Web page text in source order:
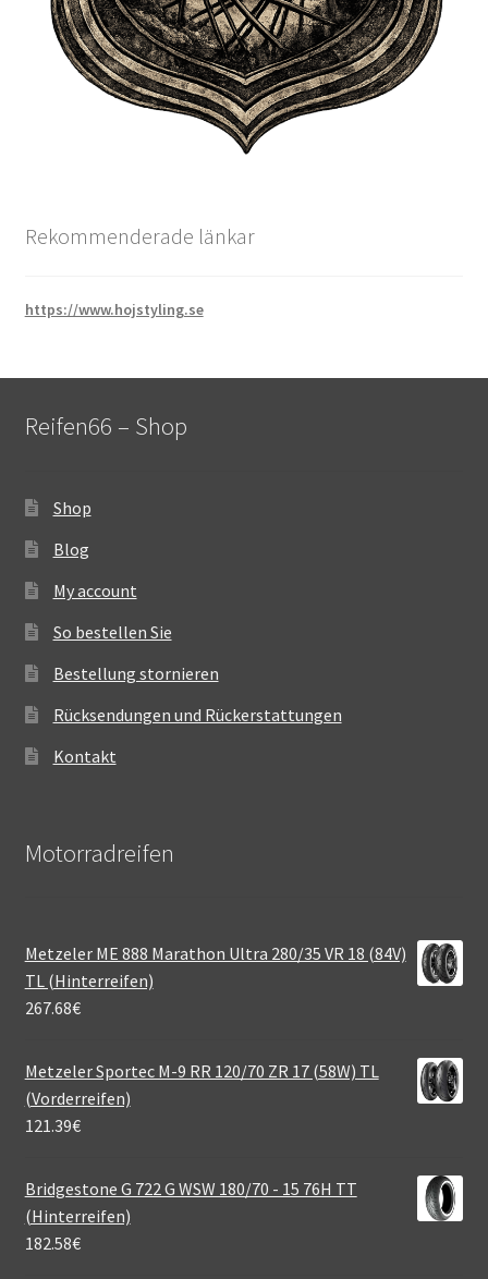
Rekommenderade länkar
https://www.hojstyling.se
Reifen66 – Shop
Shop
Blog
My account
So bestellen Sie
Bestellung stornieren
Rücksendungen und Rückerstattungen
Kontakt
Motorradreifen
Metzeler ME 888 Marathon Ultra 280/35 VR 18 (84V)
TL (Hinterreifen)
267.68€
Metzeler Sportec M-9 RR 120/70 ZR 17 (58W) TL
(Vorderreifen)
121.39€
Bridgestone G 722 G WSW 180/70 - 15 76H TT
(Hinterreifen)
182.58€